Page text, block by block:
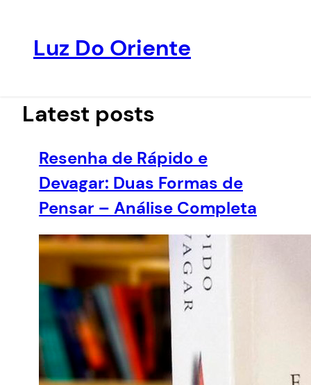
conteúdo
Luz Do Oriente
Latest posts
Resenha de Rápido e
Devagar: Duas Formas de
Pensar – Análise Completa